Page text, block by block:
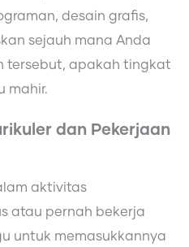
desain grafis,
sejauh mana Anda
tersebut, apakah tingkat
mahir.
dan Pekerjaan
aktivitas
atau pernah bekerja
untuk memasukkannya